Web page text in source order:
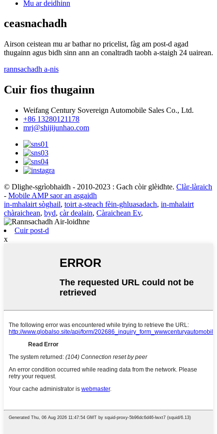
Mu ar deidhinn
ceasnachadh
Airson ceistean mu ar bathar no pricelist, fàg am post-d agad
thugainn agus bidh sinn ann an conaltradh taobh a-staigh 24 uairean.
rannsachadh a-nis
Cuir fios thugainn
Weifang Century Sovereign Automobile Sales Co., Ltd.
+86 13280121178
mrj@shijijunhao.com
© Dlighe-sgrìobhaidh - 2010-2023 : Gach còir glèidhte. Clàr-làraich
- Mobile AMP saor an asgaidh
in-mhalairt sòghail, toirt a-steach fèin-ghluasadach, in-mhalairt
chàraichean, byd, càr dealain, Càraichean Ev,
Cuir post-d
x